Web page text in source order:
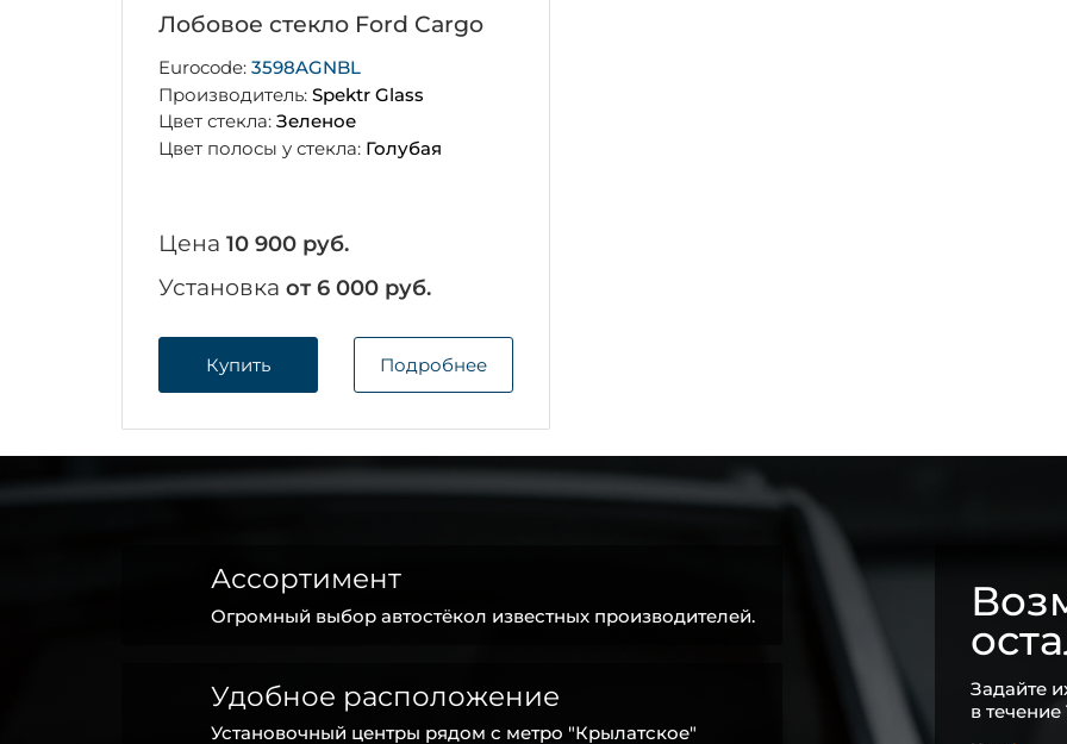
Лобовое стекло Ford Cargo
Eurocode: 3598AGNBL
Производитель: Spektr Glass
Цвет стекла: Зеленое
Цвет полосы у стекла: Голубая
Цена 10 900 руб.
Установка от 6 000 руб.
Купить Подробнее
Ассортимент
Огромный выбор автостёкол известных производителей.
Удобное расположение
Установочный центры рядом с метро "Крылатское"
Задайте
в